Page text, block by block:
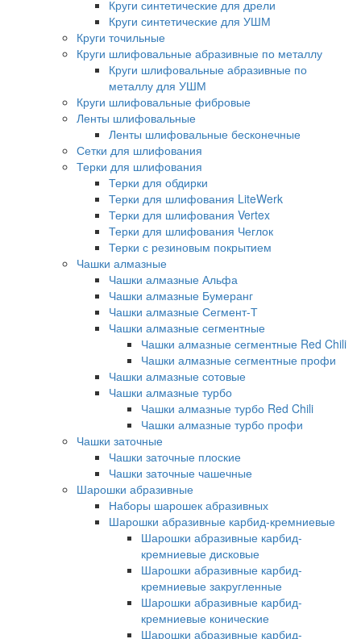
Круги синтетические для дрели
Круги синтетические для УШМ
Круги точильные
Круги шлифовальные абразивные по металлу
Круги шлифовальные абразивные по
металлу для УШМ
Круги шлифовальные фибровые
Ленты шлифовальные
Ленты шлифовальные бесконечные
Сетки для шлифования
Терки для шлифования
Терки для обдирки
Терки для шлифования LiteWerk
Терки для шлифования Vertex
Терки для шлифования Чеглок
Терки с резиновым покрытием
Чашки алмазные
Чашки алмазные Альфа
Чашки алмазные Бумеранг
Чашки алмазные Сегмент-Т
Чашки алмазные сегментные
Чашки алмазные сегментные Red Chili
Чашки алмазные сегментные профи
Чашки алмазные сотовые
Чашки алмазные турбо
Чашки алмазные турбо Red Chili
Чашки алмазные турбо профи
Чашки заточные
Чашки заточные плоские
Чашки заточные чашечные
Шарошки абразивные
Наборы шарошек абразивных
Шарошки абразивные карбид-кремниевые
Шарошки абразивные карбид-
кремниевые дисковые
Шарошки абразивные карбид-
кремниевые закругленные
Шарошки абразивные карбид-
кремниевые конические
Шарошки абразивные карбид-